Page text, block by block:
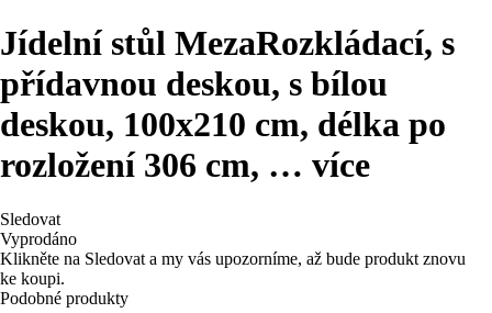
Jídelní stůl MezaRozkládací, s
přídavnou deskou, s bílou
deskou, 100x210 cm, délka po
rozložení 306 cm, … více
Sledovat
Vyprodáno
Klikněte na Sledovat a my vás upozorníme, až bude produkt znovu
ke koupi.
Podobné produkty